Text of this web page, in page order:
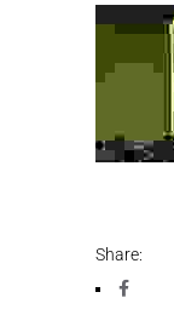
Share: